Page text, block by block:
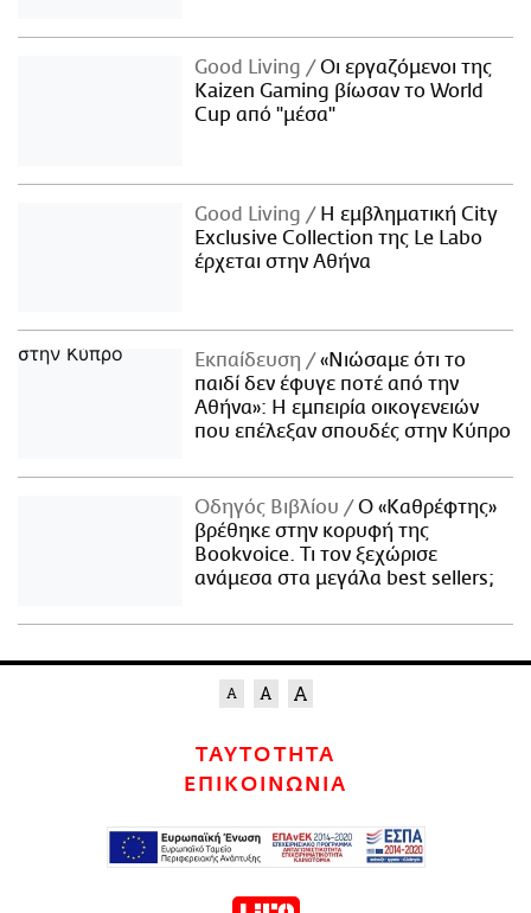
Good Living
Οι εργαζόμενοι της
Kaizen Gaming βίωσαν το World
Cup από "μέσα"
Good Living
Η εμβληματική City
Exclusive Collection της Le Labo
έρχεται στην Αθήνα
Εκπαίδευση
«Νιώσαμε ότι το
παιδί δεν έφυγε ποτέ από την
Αθήνα»: Η εμπειρία οικογενειών
που επέλεξαν σπουδές στην Κύπρο
Οδηγός Βιβλίου
Ο «Καθρέφτης»
βρέθηκε στην κορυφή της
Bookvoice. Τι τον ξεχώρισε
ανάμεσα στα μεγάλα best sellers;
ΤΑΥΤΟΤΗΤΑ
ΕΠΙΚΟΙΝΩΝΙΑ